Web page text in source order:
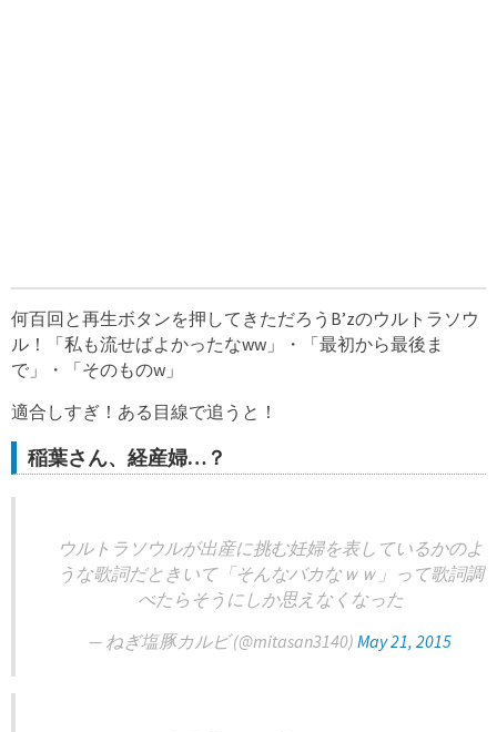
何百回と再生ボタンを押してきただろうB’zのウルトラソウ
ル！「私も流せばよかったなww」・「最初から最後ま
で」・「そのものw」
適合しすぎ！ある目線で追うと！
稲葉さん、経産婦…？
ウルトラソウルが出産に挑む妊婦を表しているかのよ
うな歌詞だときいて「そんなバカなｗｗ」って歌詞調
べたらそうにしか思えなくなった
— ねぎ塩豚カルビ (@mitasan3140) May 21, 2015